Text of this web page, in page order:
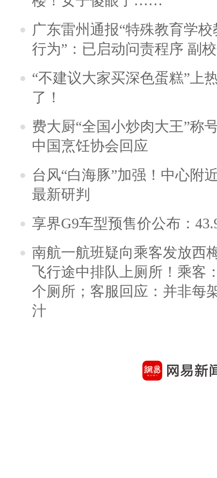
广东雷州通报“特殊教育学
行为”：已启动问责程序 副
“不建议大家买深色蛋糕”上
了！
费大厨“全国小炒肉大王”称
中国烹饪协会回应
台风“白海豚”加强！中心附
最新研判
享界G9车型预售价公布：
南航一航班疑向乘客发放西
飞行途中排队上厕所！乘客
个厕所；客服回应：并非每
汁